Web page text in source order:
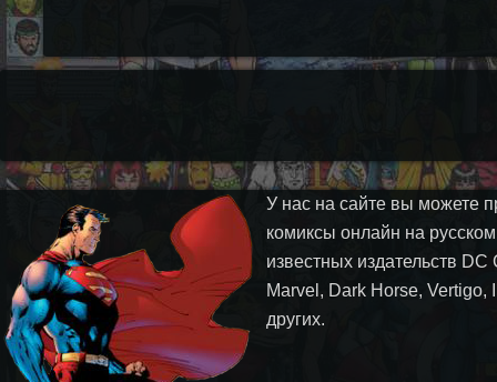
У нас на сайте вы можете
комиксы онлайн на
известных издательств DC
Marvel, Dark Horse, Vertigo,
других.